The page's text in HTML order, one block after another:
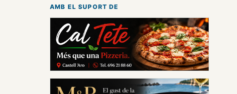
AMB EL SUPORT DE